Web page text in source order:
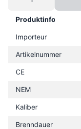
Produktinfo
Importeur
Artikelnummer
CE
NEM
Kaliber
Brenndauer